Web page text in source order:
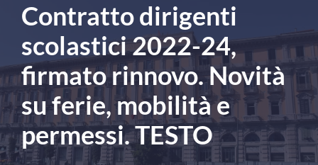
Formazione
Concorsi
Pubblicazioni
Contratto dirigenti
scolastici 2022-24,
firmato rinnovo. Novità
su ferie, mobilità e
permessi. TESTO